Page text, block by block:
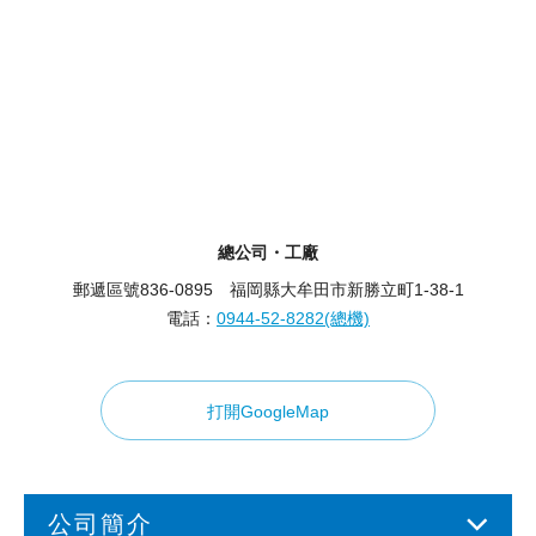
總公司・工廠
郵遞區號836-0895 福岡縣大牟田市新勝立町1-38-1
電話： 0944-52-8282(總機)
打開GoogleMap
公司簡介